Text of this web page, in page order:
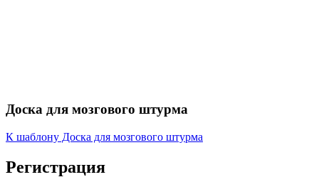
Доска для мозгового штурма
К шаблону Доска для мозгового штурма
Регистрация